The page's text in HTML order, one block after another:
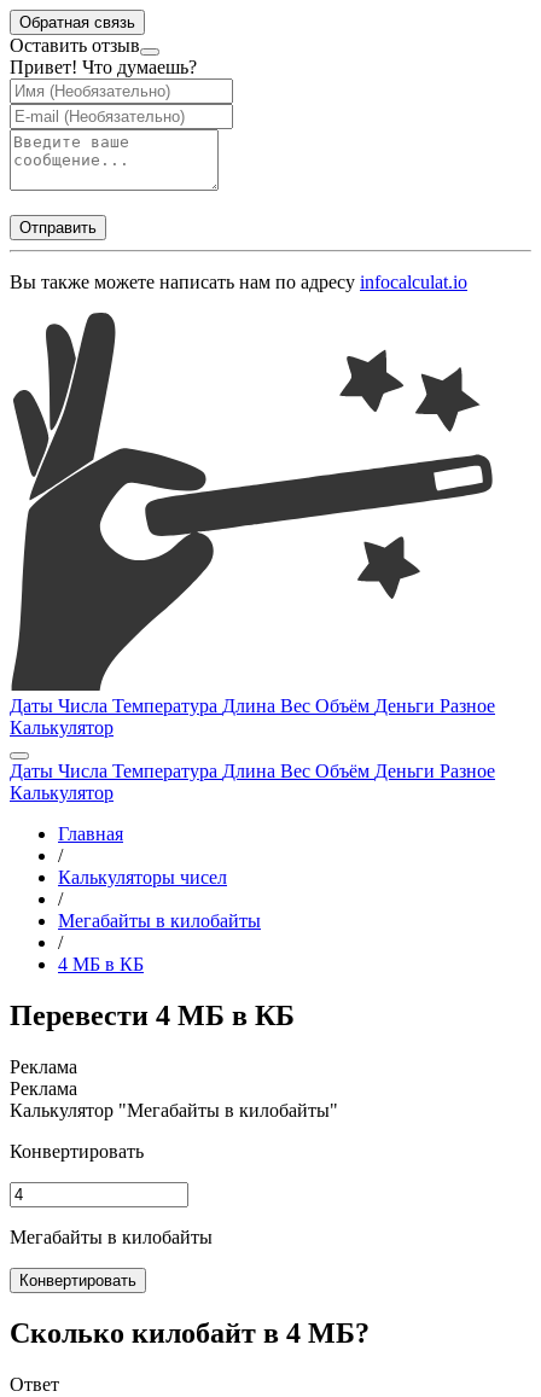
Обратная связь
Оставить отзыв
Привет! Что думаешь?
Отправить
Вы также можете написать нам по адресу infocalculat.io
Даты Числа Температура Длина Вес Объём Деньги Разное
Калькулятор
Даты Числа Температура Длина Вес Объём Деньги Разное
Калькулятор
Главная
/
Калькуляторы чисел
/
Мегабайты в килобайты
/
4 МБ в КБ
Перевести 4 МБ в КБ
Калькулятор "Мегабайты в килобайты"
Конвертировать
Мегабайты в килобайты
Конвертировать
Сколько килобайт в 4 МБ?
Ответ